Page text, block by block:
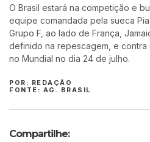
O Brasil estará na competição e
equipe comandada pela sueca
Grupo F, ao lado de França,
definido na repescagem, e contra
no Mundial no dia 24 de julho.
POR: REDAÇÃO
FONTE: AG. BRASIL
Compartilhe: